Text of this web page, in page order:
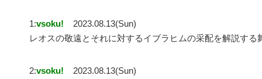
1:vsoku!
2023.08.13(Sun)
レオスの敬遠とそれに対するイブラヒムの采配を解説す
2:vsoku! 2023.08.13(Sun)